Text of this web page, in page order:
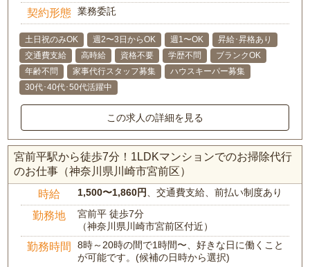
契約形態 業務委託
土日祝のみOK 週2〜3日からOK 週1〜OK
昇給･昇格あり
交通費支給
高時給 資格不要 学歴不問
ブランクOK
年齢不問
家事代行スタッフ募集
ハウスキーパー募集
30代･40代･50代活躍中
この求人の詳細を見る
宮前平駅から徒歩7分！1LDKマンションでのお掃除代行
のお仕事（神奈川県川崎市宮前区）
時給 1,500〜1,860円 、交通費支給、前払い制度あり
勤務地
宮前平 徒歩7分
（神奈川県川崎市宮前区付近）
勤務時間
8時～20時の間で1時間〜、好きな日に働くこと
が可能です。(候補の日時から選択)